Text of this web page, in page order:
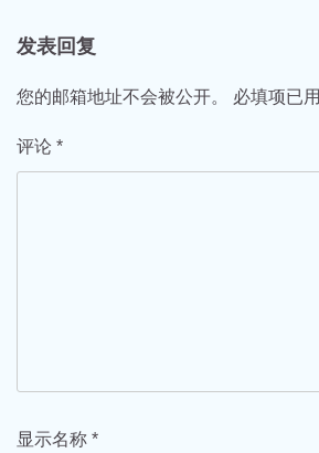
航
发表回复
您的邮箱地址不会被公开。 必填项已用
评论 *
显示名称 *